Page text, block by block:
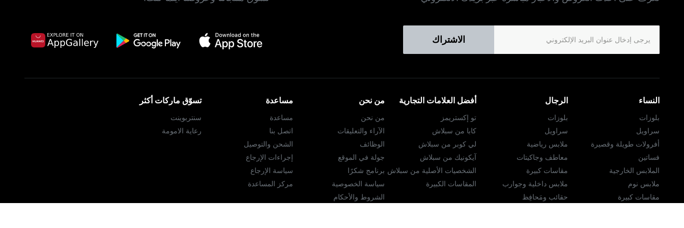
الاشتراك
النساء
بلوزات
سراويل
أفرولات طويلة وقصيرة
فساتين
الملابس الخارجية
ملابس نوم
مقاسات كبيرة
الرجال
بلوزات
سراويل
ملابس رياضية
معاطف وجاكيتات
مقاسات كبيرة
ملابس داخلية وجوارب
حقائب ومَحافِظ
أفضل العلامات التجارية
تو إكستريمز
كابا من سبلاش
لي كوبر من سبلاش
آيكونيك من سبلاش
الشخصيات الأصلية من سبلاش
المقاسات الكبيرة
من نحن
من نحن
الآراء والتعليقات
الوظائف
جولة في الموقع
برنامج شكرًا
سياسة الخصوصية
الشروط والأحكام
مساعدة
مساعدة
اتصل بنا
الشحن والتوصيل
إجراءات الإرجاع
سياسة الإرجاع
مركز المساعدة
تسوّق ماركات أكثر
سنتربوينت
رعاية الامومة